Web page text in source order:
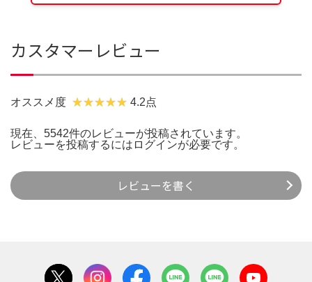
カスタマーレビュー
オススメ度 4.2点
現在、5542件のレビューが投稿されています。
レビューを投稿するには ログインが必要です。
レビューを書く